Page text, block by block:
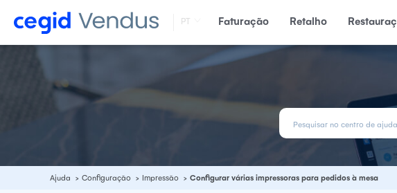
PT Faturação Retalho
Ajuda Configuração Impressão Configurar várias impressoras para pedidos à mesa